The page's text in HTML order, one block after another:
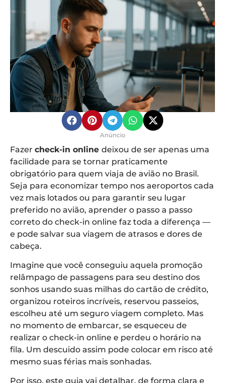
Anúncio
Fazer check-in online deixou de ser apenas uma
facilidade para se tornar praticamente
obrigatório para quem viaja de avião no Brasil.
Seja para economizar tempo nos aeroportos cada
vez mais lotados ou para garantir seu lugar
preferido no avião, aprender o passo a passo
correto do check-in online faz toda a diferença —
e pode salvar sua viagem de atrasos e dores de
cabeça.
Imagine que você conseguiu aquela promoção
relâmpago de passagens para seu destino dos
sonhos usando suas milhas do cartão de crédito,
organizou roteiros incríveis, reservou passeios,
escolheu até um seguro viagem completo. Mas
no momento de embarcar, se esqueceu de
realizar o check-in online e perdeu o horário na
fila. Um descuido assim pode colocar em risco até
mesmo suas férias mais sonhadas.
Por isso, este guia vai detalhar, de forma clara e